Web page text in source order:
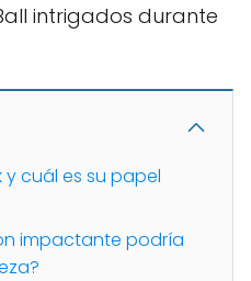
intrigados durante
y cuál es su papel
impactante podría